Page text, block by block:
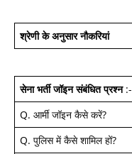
श्रेणी के अनुसार नौकरियां
सेना भर्ती जॉइन संबंधित प्रश्न:-
Q. आर्मी जॉइन कैसे करें?
Q. पुलिस में कैसे शामिल हों?